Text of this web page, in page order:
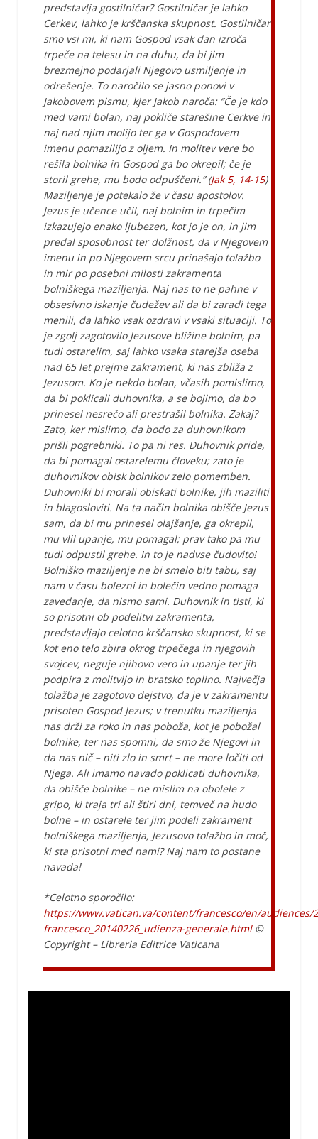
predstavlja gostilničar? Gostilničar je lahko
Cerkev, lahko je krščanska skupnost. Gostilničar
smo vsi mi, ki nam Gospod vsak dan izroča
trpeče na telesu in na duhu, da bi jim
brezmejno podarjali Njegovo usmiljenje in
odrešenje. To naročilo se jasno ponovi v
Jakobovem pismu, kjer Jakob naroča: “Če je kdo
med vami bolan, naj pokliče starešine Cerkve in
naj nad njim molijo ter ga v Gospodovem
imenu pomazilijo z oljem. In molitev vere bo
rešila bolnika in Gospod ga bo okrepil; če je
storil grehe, mu bodo odpuščeni.” (Jak 5, 14-15)
Maziljenje je potekalo že v času apostolov.
Jezus je učence učil, naj bolnim in trpečim
izkazujejo enako ljubezen, kot jo je on, in jim
predal sposobnost ter dolžnost, da v Njegovem
imenu in po Njegovem srcu prinašajo tolažbo
in mir po posebni milosti zakramenta
bolniškega maziljenja. Naj nas to ne pahne v
obsesivno iskanje čudežev ali da bi zaradi tega
menili, da lahko vsak ozdravi v vsaki situaciji. To
je zgolj zagotovilo Jezusove bližine bolnim, pa
tudi ostarelim, saj lahko vsaka starejša oseba
nad 65 let prejme zakrament, ki nas zbliža z
Jezusom. Ko je nekdo bolan, včasih pomislimo,
da bi poklicali duhovnika, a se bojimo, da bo
prinesel nesrečo ali prestrašil bolnika. Zakaj?
Zato, ker mislimo, da bodo za duhovnikom
prišli pogrebniki. To pa ni res. Duhovnik pride,
da bi pomagal ostarelemu človeku; zato je
duhovnikov obisk bolnikov zelo pomemben.
Duhovniki bi morali obiskati bolnike, jih maziliti
in blagosloviti. Na ta način bolnika obišče Jezus
sam, da bi mu prinesel olajšanje, ga okrepil,
mu vlil upanje, mu pomagal; prav tako pa mu
tudi odpustil grehe. In to je nadvse čudovito!
Bolniško maziljenje ne bi smelo biti tabu, saj
nam v času bolezni in bolečin vedno pomaga
zavedanje, da nismo sami. Duhovnik in tisti, ki
so prisotni ob podelitvi zakramenta,
predstavljajo celotno krščansko skupnost, ki se
kot eno telo zbira okrog trpečega in njegovih
svojcev, neguje njihovo vero in upanje ter jih
podpira z molitvijo in bratsko toplino. Največja
tolažba je zagotovo dejstvo, da je v zakramentu
prisoten Gospod Jezus; v trenutku maziljenja
nas drži za roko in nas poboža, kot je pobožal
bolnike, ter nas spomni, da smo že Njegovi in
da nas nič – niti zlo in smrt – ne more ločiti od
Njega. Ali imamo navado poklicati duhovnika,
da obišče bolnike – ne mislim na obolele z
gripo, ki traja tri ali štiri dni, temveč na hudo
bolne – in ostarele ter jim podeli zakrament
bolniškega maziljenja, Jezusovo tolažbo in moč,
ki sta prisotni med nami? Naj nam to postane
navada!
*Celotno sporočilo:
https://www.vatican.va/content/francesco/en/audiences/
francesco_20140226_udienza-generale.html©
Copyright – Libreria Editrice Vaticana